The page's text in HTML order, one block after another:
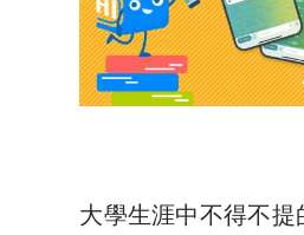
大學生涯中不得不